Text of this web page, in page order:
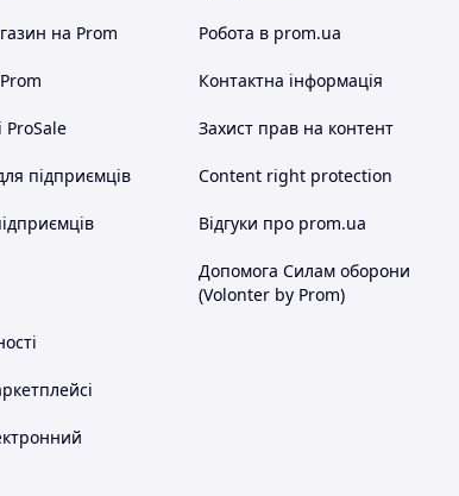
на Prom
ProSale
підприємців
Робота в prom.ua
Контактна інформація
Захист прав на контент
Content right protection
Відгуки про prom.ua
Допомога Силам оборони
(Volonter by Prom)